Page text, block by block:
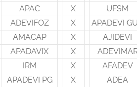
APAC X
UFSM
ADEVIFOZ X
APADEVI
AMACAP X
AJIDEVI
APADAVIX X
IRM X
AFADEV
APADEVI PG X
ADEA